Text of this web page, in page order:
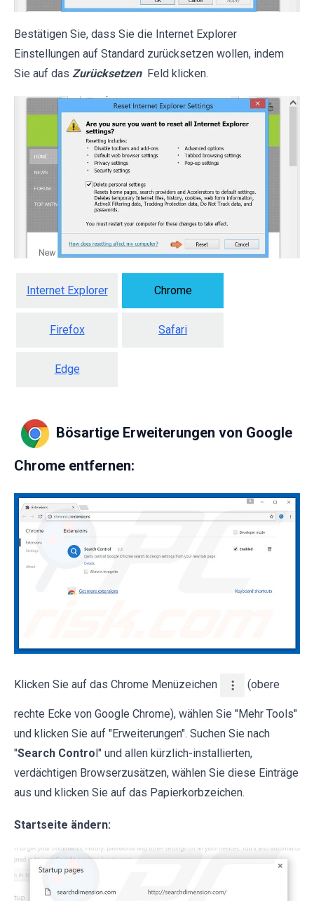
Bestätigen Sie, dass Sie die Internet Explorer
Einstellungen auf Standard zurücksetzen wollen, indem
Sie auf das Zurücksetzen Feld klicken.
Internet Explorer Chrome
Firefox Safari
Edge
Bösartige Erweiterungen von Google
Chrome entfernen:
Klicken Sie auf das Chrome Menüzeichen (obere
rechte Ecke von Google Chrome), wählen Sie "Mehr Tools"
und klicken Sie auf "Erweiterungen". Suchen Sie nach
"Search Contro l" und allen kürzlich-installierten,
verdächtigen Browserzusätzen, wählen Sie diese Einträge
aus und klicken Sie auf das Papierkorbzeichen.
Startseite ändern: